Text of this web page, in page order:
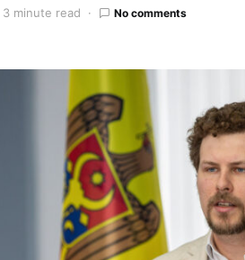
3 minute read No comments